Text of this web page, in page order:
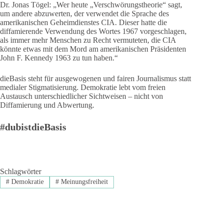
Dr. Jonas Tögel: „Wer heute „Verschwörungstheorie“ sagt,
um andere abzuwerten, der verwendet die Sprache des
amerikanischen Geheimdienstes CIA. Dieser hatte die
diffamierende Verwendung des Wortes 1967 vorgeschlagen,
als immer mehr Menschen zu Recht vermuteten, die CIA
könnte etwas mit dem Mord am amerikanischen Präsidenten
John F. Kennedy 1963 zu tun haben.“
dieBasis steht für ausgewogenen und fairen Journalismus statt
medialer Stigmatisierung. Demokratie lebt vom freien
Austausch unterschiedlicher Sichtweisen – nicht von
Diffamierung und Abwertung.
#dubistdieBasis
Schlagwörter
#Demokratie #Meinungsfreiheit